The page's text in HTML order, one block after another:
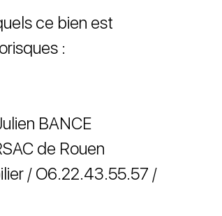
ce bien est
:
BANCE
de Rouen
/ O6.22.43.55.57 /